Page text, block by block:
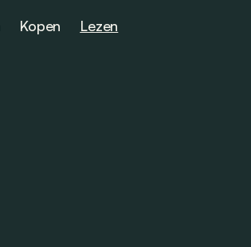
Kopen Lezen